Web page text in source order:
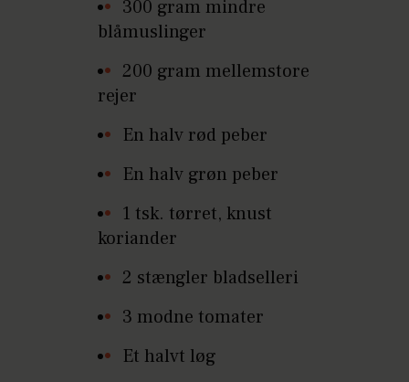
300 gram mindre
blåmuslinger
200 gram mellemstore
rejer
En halv rød peber
En halv grøn peber
1 tsk. tørret, knust
koriander
2 stængler bladselleri
3 modne tomater
Et halvt løg